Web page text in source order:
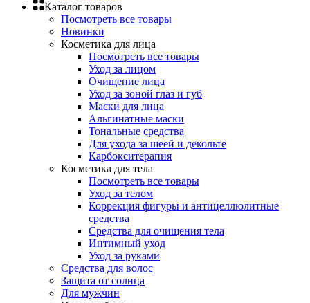
Каталог товаров
Посмотреть все товары
Новинки
Косметика для лица
Посмотреть все товары
Уход за лицом
Очищение лица
Уход за зоной глаз и губ
Маски для лица
Альгинатные маски
Тональные средства
Для ухода за шеей и декольте
Карбокситерапия
Косметика для тела
Посмотреть все товары
Уход за телом
Коррекция фигуры и антицеллюлитные
средства
Средства для очищения тела
Интимный уход
Уход за руками
Средства для волос
Защита от солнца
Для мужчин